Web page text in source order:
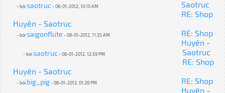
Saotruc
- bởisaotruc- 08-01-2012, 10:10 AM
RE: Shop
Huyên - Saotruc
- bởisaigonflute - 08-01-2012, 11:35 AM
RE: Shop
Huyên -
Saotruc
- bởisaotruc- 08-01-2012, 12:59 PM
RE: Shop
Huyên - Saotruc
- bởi big_pig- 08-01-2012, 01:28 PM
RE: Shop
Huyên -